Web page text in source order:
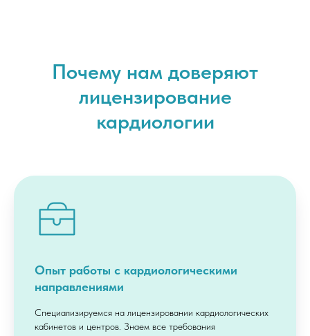
Почему нам доверяют
лицензирование
кардиологии
Опыт работы с кардиологическими
направлениями
Специализируемся на лицензировании кардиологических
кабинетов и центров. Знаем все требования